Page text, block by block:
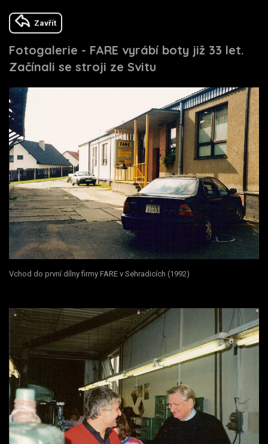
Zavřít
Fotogalerie - FARE vyrábí boty již 33 let.
Začínali se stroji ze Svitu
Vchod do první dílny firmy FARE v Sehradicích (1992)